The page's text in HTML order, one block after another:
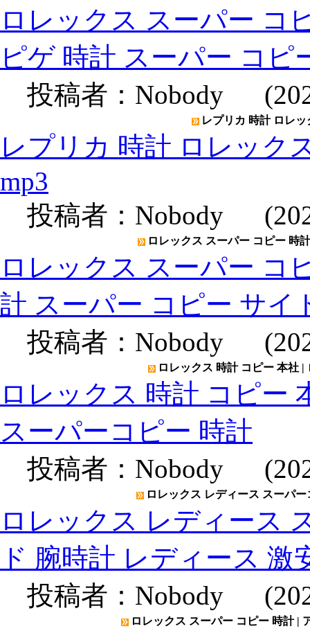
ロレックス スーパー コ
ピゲ 時計 スーパー コピ
投稿者： Nobody
レプリカ 時計 ロレ
レプリカ 時計 ロレック
mp3
投稿者： Nobody
ロレックス スーパー コピー 時
ロレックス スーパー コ
計 スーパー コピー サイ
投稿者： Nobody
ロレックス 時計 コピー 本社
ロレックス 時計 コピー
スーパーコピー 時計
投稿者： Nobody
ロレックス レディース スーパ
ロレックス レディース
ド 腕時計 レディース 激
投稿者： Nobody
ロレックス スーパー コピー 時計 |